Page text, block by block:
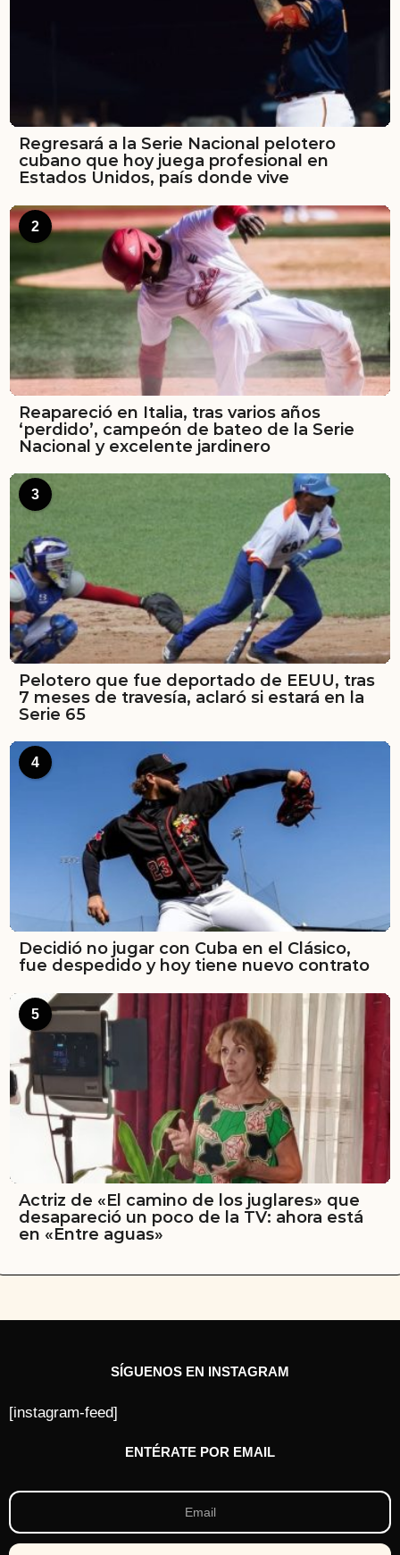
Regresará a la Serie Nacional pelotero
cubano que hoy juega profesional en
Estados Unidos, país donde vive
2
Reapareció en Italia, tras varios años
‘perdido’, campeón de bateo de la Serie
Nacional y excelente jardinero
3
Pelotero que fue deportado de EEUU, tras
7 meses de travesía, aclaró si estará en la
Serie 65
4
Decidió no jugar con Cuba en el Clásico,
fue despedido y hoy tiene nuevo contrato
5
Actriz de «El camino de los juglares» que
desapareció un poco de la TV: ahora está
en «Entre aguas»
SÍGUENOS EN INSTAGRAM
[instagram-feed]
ENTÉRATE POR EMAIL